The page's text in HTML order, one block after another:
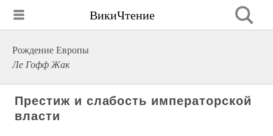
ВикиЧтение
Рождение Европы
Ле Гофф Жак
Престиж и слабость императорской
власти